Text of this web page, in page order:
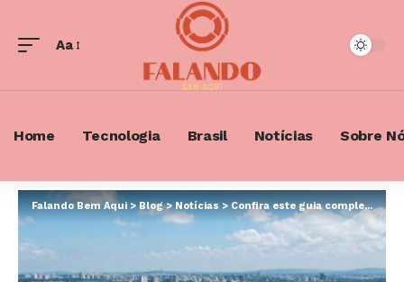
Font
Aa
Home Tecnologia Brasil Notícias Sobre
Falando Bem Aqui>Blog>Notícias>Confira este guia completo para compra de imóveis em Alphaville!